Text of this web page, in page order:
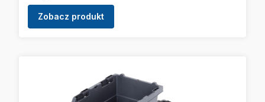
Zobacz produkt